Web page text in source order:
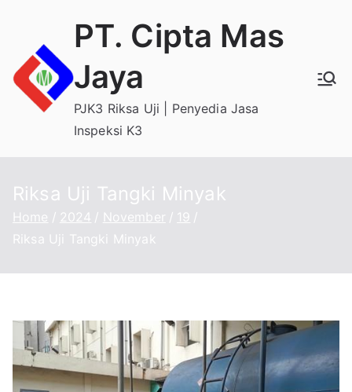
content
PT. Cipta Mas
Jaya
PJK3 Riksa Uji | Penyedia Jasa
Inspeksi K3
Riksa Uji Tangki Minyak
Home 2024 November
19
Riksa Uji Tangki Minyak